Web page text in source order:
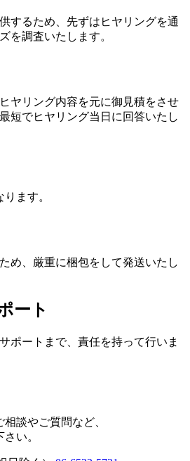
するため、先ずはヒヤリングを通
を調査いたします。
ヤリング内容を元に御見積をさせ
短でヒヤリング当日に回答いたし
ます。
め、厳重に梱包をして発送いたし
ート
ポートまで、責任を持って行いま
談やご質問など、
い。